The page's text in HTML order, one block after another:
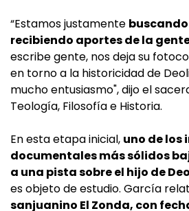
“Estamos justamente
recibiendo aportes de la
escribe gente, nos deja su
en torno a la historicidad de
mucho entusiasmo", dijo el
Teología, Filosofía e Historia.
En esta etapa inicial, uno de los
documentales más sólidos
a una pista sobre el hijo de
es objeto de estudio. García
sanjuanino El Zonda, con